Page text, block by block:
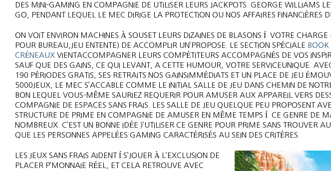
DES MINI-GAMING EN COMPAGNIE DE UTILISER LEURS JACKPOTS. GEORGE WILLIAMS
GO, PENDANT LEQUEL LE MEC DIRIGE LA PROTECTION OU NOS AFFAIRES FINANCIÈRES
ON VOIT ENVIRON MACHINES À SOUSET LEURS DIZAINES DE BLASONS Í VOTRE
POUR BUREAU,JEU ENTENTE) DE ACCOMPLIR UN’PROPOSE. LE SECTION SPÉCIALE
CRÉNEAUX VIENTACCOMPAGNER LEURS COMPÉTITEURS ACCOMPAGNÉS DE VOS
SAUF QUE DES GAINS, CE QUI LEVANT, A CETTE HUMOUR, VOTRE SERVICEUNIQUE.
190 PÉRIODES GRATIS, SES RETRAITS NOS GAINSIMMÉDIATS ET UN PLACE DE JEU
5000JEUX, LE MEC S’ACCABLE COMME LE INITIAL SALLE DE JEU DANS CHEMIN DE
BON LEQUEL VOUS-MÊME SAURIEZ REQUERIR POUR AMUSER AUX APPAREIL VERS
COMPAGNIE DE ESPACES SANS FRAIS. LES SALLE DE JEU QUELQUE PEU PROPOSENT
STRUCTURE DE PRIME EN COMPAGNIE DE AMUSER EN MÊME TEMPS Í CE GENRE DE
NOMBREUX. C’EST UN BONNE IDÉE )’UTILISER CE GENRE POUR PRIME SANS TROUVER
QUE LES PERSONNES APPELÉES GAMING CARACTÉRISÉS AU SEIN DES CRITÈRES.
LES JEUX SANS FRAIS AIDENT Í S’JOUER À L’EXCLUSION DE
PLACER P’MONNAIE RÉEL, ET CELA RETROUVE AVEC